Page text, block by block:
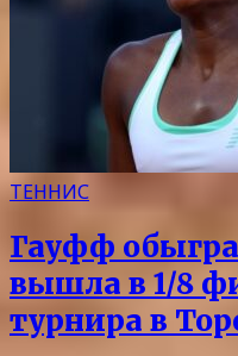
ТЕННИС
Гауфф
вышла в 1/8
турнира в